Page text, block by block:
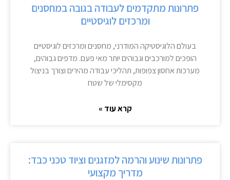
פתרונות מתקדמים לעבודה בגובה במחסנים
ומרכזים לוגיסטיים
בעולם הלוגיסטיקה המודרני, מחסנים ומרכזים לוגיסטיים
הופכים למורכבים וגבוהים יותר מאי פעם. מדפים גבוהים,
מערכות אחסון צפופות, תהליכי עבודה מהירים וצורך בניצול
מקסימלי של שטח
קרא עוד »
פתרונות שינוע והרמה למזגנים וציוד טכני כבד:
מדריך מקצועי